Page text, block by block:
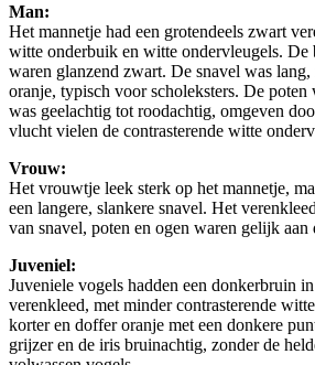
Man:
Het mannetje had een grotendeels zwart
witte onderbuik en witte ondervleugels. De
waren glanzend zwart. De snavel was
oranje, typisch voor scholeksters. De
was geelachtig tot roodachtig, omgeven
vlucht vielen de contrasterende witte
Vrouw:
Het vrouwtje leek sterk op het mannetje,
een langere, slankere snavel. Het
van snavel, poten en ogen waren gelijk aan
Juveniel:
Juveniele vogels hadden een donkerbruin
verenkleed, met minder contrasterende
korter en doffer oranje met een donkere
grijzer en de iris bruinachtig, zonder de